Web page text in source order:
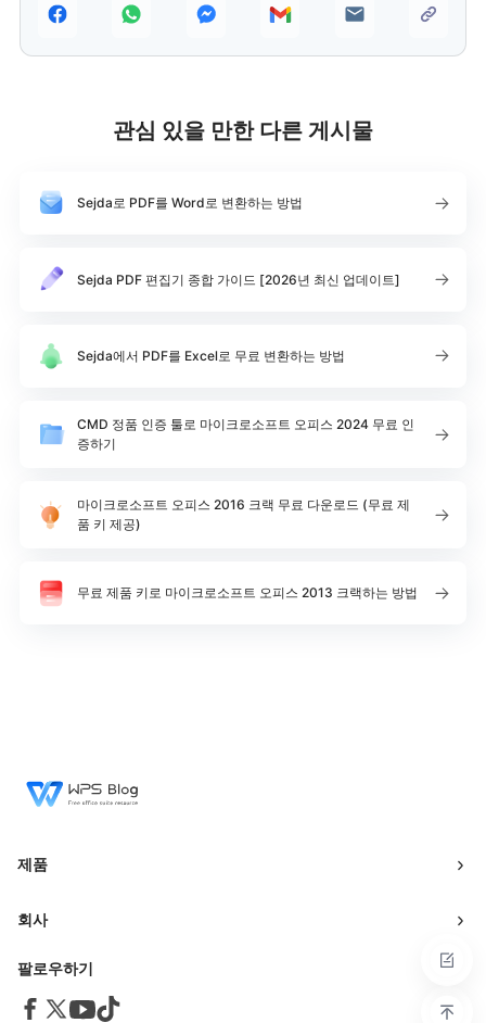
관심 있을 만한 다른 게시물
Sejda로 PDF를 Word로 변환하는 방법
Sejda PDF 편집기 종합 가이드 [2026년 최신 업데이트]
Sejda에서 PDF를 Excel로 무료 변환하는 방법
CMD 정품 인증 툴로 마이크로소프트 오피스 2024 무료 인
증하기
마이크로소프트 오피스 2016 크랙 무료 다운로드 (무료 제
품 키 제공)
무료 제품 키로 마이크로소프트 오피스 2013 크랙하는 방법
제품
회사
팔로우하기